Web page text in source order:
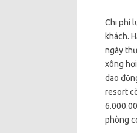
Chi phí
khách.
ngày
xông
dao
resort
phòng